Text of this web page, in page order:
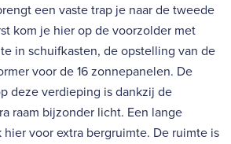
een vaste trap je naar de tweede
kom je hier op de voorzolder met
in schuifkasten, de opstelling van de
voor de 16 zonnepanelen. De
deze verdieping is dankzij de
raam bijzonder licht. Een lange
voor extra bergruimte. De ruimte is